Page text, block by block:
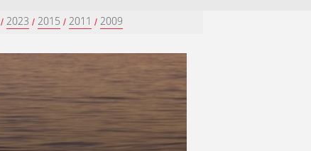
/ 2023 / 2015 / 2011 / 2009